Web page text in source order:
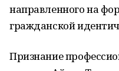
направленного на
гражданской
Признание